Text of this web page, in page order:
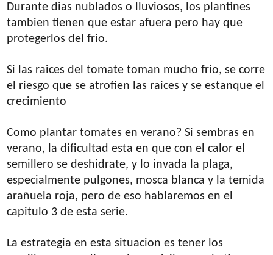
Durante dias nublados o lluviosos, los plantines
tambien tienen que estar afuera pero hay que
protegerlos del frio.
Si las raices del tomate toman mucho frio, se corre
el riesgo que se atrofien las raices y se estanque el
crecimiento
Como plantar tomates en verano? Si sembras en
verano, la dificultad esta en que con el calor el
semillero se deshidrate, y lo invada la plaga,
especialmente pulgones, mosca blanca y la temida
arañuela roja, pero de eso hablaremos en el
capitulo 3 de esta serie.
La estrategia en esta situacion es tener los